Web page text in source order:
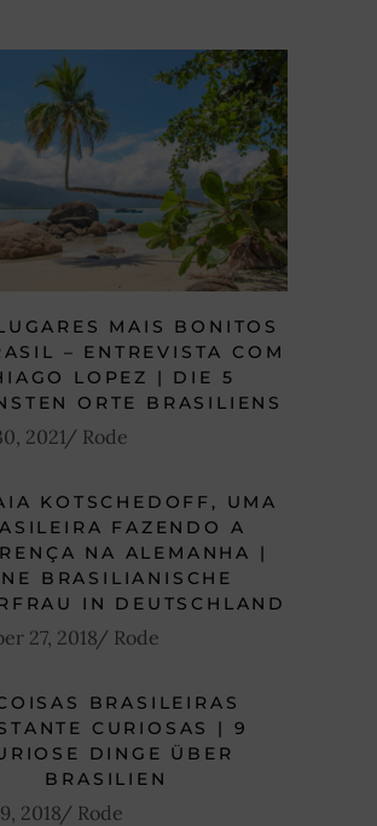
MAIS BONITOS
– ENTREVISTA COM
LOPEZ | DIE 5
ORTE BRASILIENS
2021 Rode
KOTSCHEDOFF, UMA
FAZENDO A
NA ALEMANHA |
BRASILIANISCHE
IN DEUTSCHLAND
27, 2018 Rode
BRASILEIRAS
CURIOSAS | 9
DINGE ÜBER
BRASILIEN
2018 Rode